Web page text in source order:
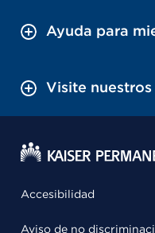
Ayuda para
Visite
Accesibilidad
Aviso de no